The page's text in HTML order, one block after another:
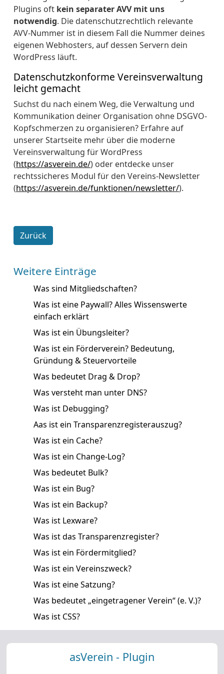
Plugins oft kein separater AVV mit uns
notwendig. Die datenschutzrechtlich relevante
AVV-Nummer ist in diesem Fall die Nummer deines
eigenen Webhosters, auf dessen Servern dein
WordPress läuft.
Datenschutzkonforme Vereinsverwaltung
leicht gemacht
Suchst du nach einem Weg, die Verwaltung und
Kommunikation deiner Organisation ohne DSGVO-
Kopfschmerzen zu organisieren? Erfahre auf
unserer Startseite mehr über die moderne
Vereinsverwaltung für WordPress
(https://asverein.de/) oder entdecke unser
rechtssicheres Modul für den Vereins-Newsletter
(https://asverein.de/funktionen/newsletter/).
Zurück
Weitere Einträge
Was sind Mitgliedschaften?
Was ist eine Paywall? Alles Wissenswerte
einfach erklärt
Was ist ein Übungsleiter?
Was ist ein Förderverein? Bedeutung,
Gründung & Steuervorteile
Was bedeutet Drag & Drop?
Was versteht man unter DNS?
Was ist Debugging?
Aas ist ein Transparenzregisterauszug?
Was ist ein Cache?
Was ist ein Change-Log?
Was bedeutet Bulk?
Was ist ein Bug?
Was ist ein Backup?
Was ist Lexware?
Was ist das Transparenzregister?
Was ist ein Fördermitglied?
Was ist ein Vereinszweck?
Was ist eine Satzung?
Was bedeutet „eingetragener Verein“ (e. V.)?
Was ist CSS?
asVerein - Plugin